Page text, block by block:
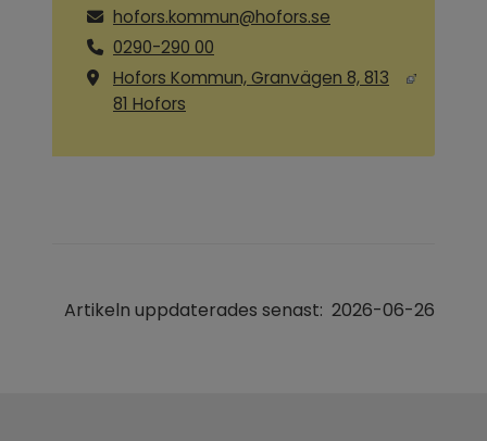
hofors.kommun@hofors.se
0290-290 00
Hofors Kommun, Granvägen 8, 813
81 Hofors
Artikeln uppdaterades senast: 2026-06-26